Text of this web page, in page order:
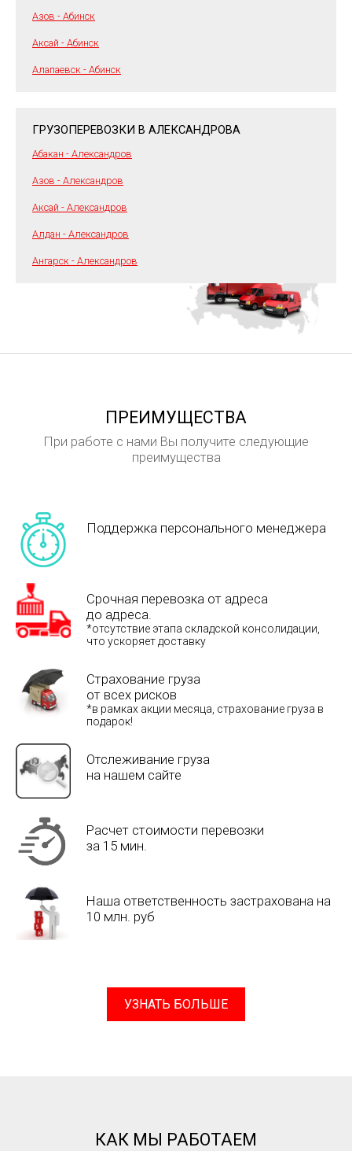
Азов - Абинск
Аксай - Абинск
Алапаевск - Абинск
ГРУЗОПЕРЕВОЗКИ В АЛЕКСАНДРОВА
Абакан - Александров
Азов - Александров
Аксай - Александров
Алдан - Александров
Ангарск - Александров
ПРЕИМУЩЕСТВА
При работе с нами Вы получите следующие
преимущества
Поддержка персонального менеджера
Срочная перевозка от адреса
до адреса.
*отсутствие этапа складской консолидации,
что ускоряет доставку
Страхование груза
от всех рисков
*в рамках акции месяца, страхование груза в
подарок!
Отслеживание груза
на нашем сайте
Расчет стоимости перевозки
за 15 мин.
Наша ответственность застрахована на
10 млн. руб
УЗНАТЬ БОЛЬШЕ
КАК МЫ РАБОТАЕМ